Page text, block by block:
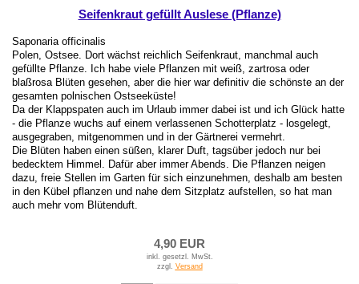
Seifenkraut gefüllt Auslese (Pflanze)
Saponaria officinalis
Polen, Ostsee. Dort wächst reichlich Seifenkraut, manchmal auch
gefüllte Pflanze. Ich habe viele Pflanzen mit weiß, zartrosa oder
blaßrosa Blüten gesehen, aber die hier war definitiv die schönste an der
gesamten polnischen Ostseeküste!
Da der Klappspaten auch im Urlaub immer dabei ist und ich Glück hatte
- die Pflanze wuchs auf einem verlassenen Schotterplatz - losgelegt,
ausgegraben, mitgenommen und in der Gärtnerei vermehrt.
Die Blüten haben einen süßen, klarer Duft, tagsüber jedoch nur bei
bedecktem Himmel. Dafür aber immer Abends. Die Pflanzen neigen
dazu, freie Stellen im Garten für sich einzunehmen, deshalb am besten
in den Kübel pflanzen und nahe dem Sitzplatz aufstellen, so hat man
auch mehr vom Blütenduft.
4,90 EUR
inkl. gesetzl. MwSt.
zzgl. Versand